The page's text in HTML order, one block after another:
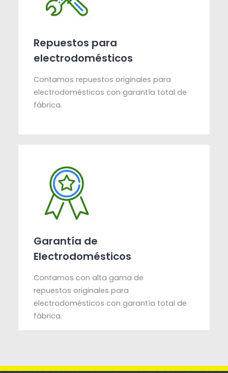
Repuestos para
electrodomésticos
Contamos repuestos originales para
electrodomésticos con garantía total de
fábrica.
Garantía de
Electrodomésticos
Contamos con alta gama de
repuestos originales para
electrodomésticos con garantía total de
fábrica.